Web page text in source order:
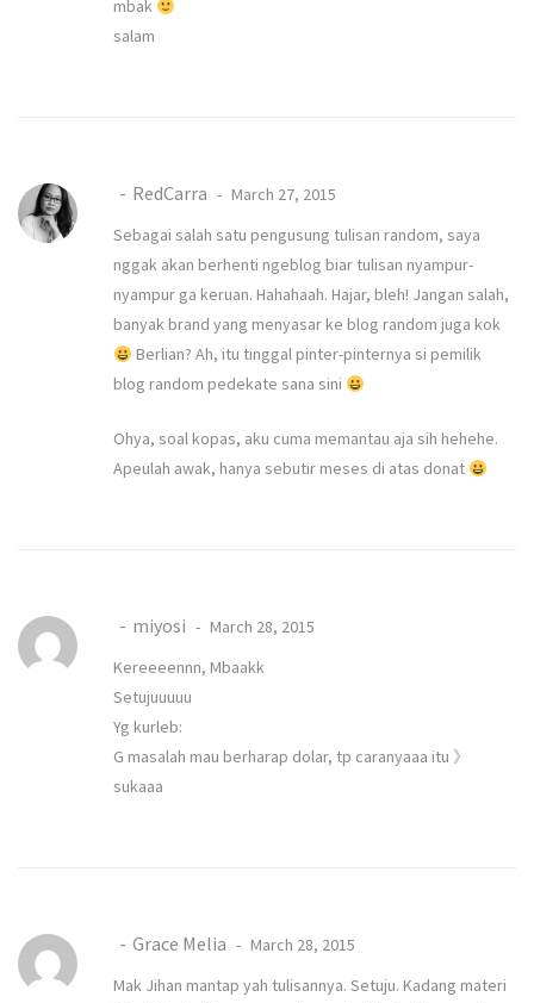
mbak
salam
RedCarra
March 27, 2015
Sebagai salah satu pengusung tulisan random, saya
nggak akan berhenti ngeblog biar tulisan nyampur-
nyampur ga keruan. Hahahaah. Hajar, bleh! Jangan salah,
banyak brand yang menyasar ke blog random juga kok
Berlian? Ah, itu tinggal pinter-pinternya si pemilik
blog random pedekate sana sini
Ohya, soal kopas, aku cuma memantau aja sih hehehe.
Apeulah awak, hanya sebutir meses di atas donat
miyosi
March 28, 2015
Kereeeennn, Mbaakk
Setujuuuuu
Yg kurleb:
G masalah mau berharap dolar, tp caranyaaa itu 》
sukaaa
Grace Melia
March 28, 2015
Mak Jihan mantap yah tulisannya. Setuju. Kadang materi